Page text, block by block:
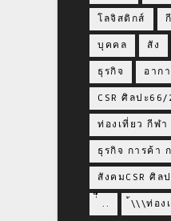
โลจิสติกส์
บุคคล สัง
ธุรกิจ อาก
CSR ศิลปะ
ท่องเที่ยว กีฬา
ธุรกิจ การค้า
สังคมCSR ศิล
่่ื​ .. \\\ท่อง